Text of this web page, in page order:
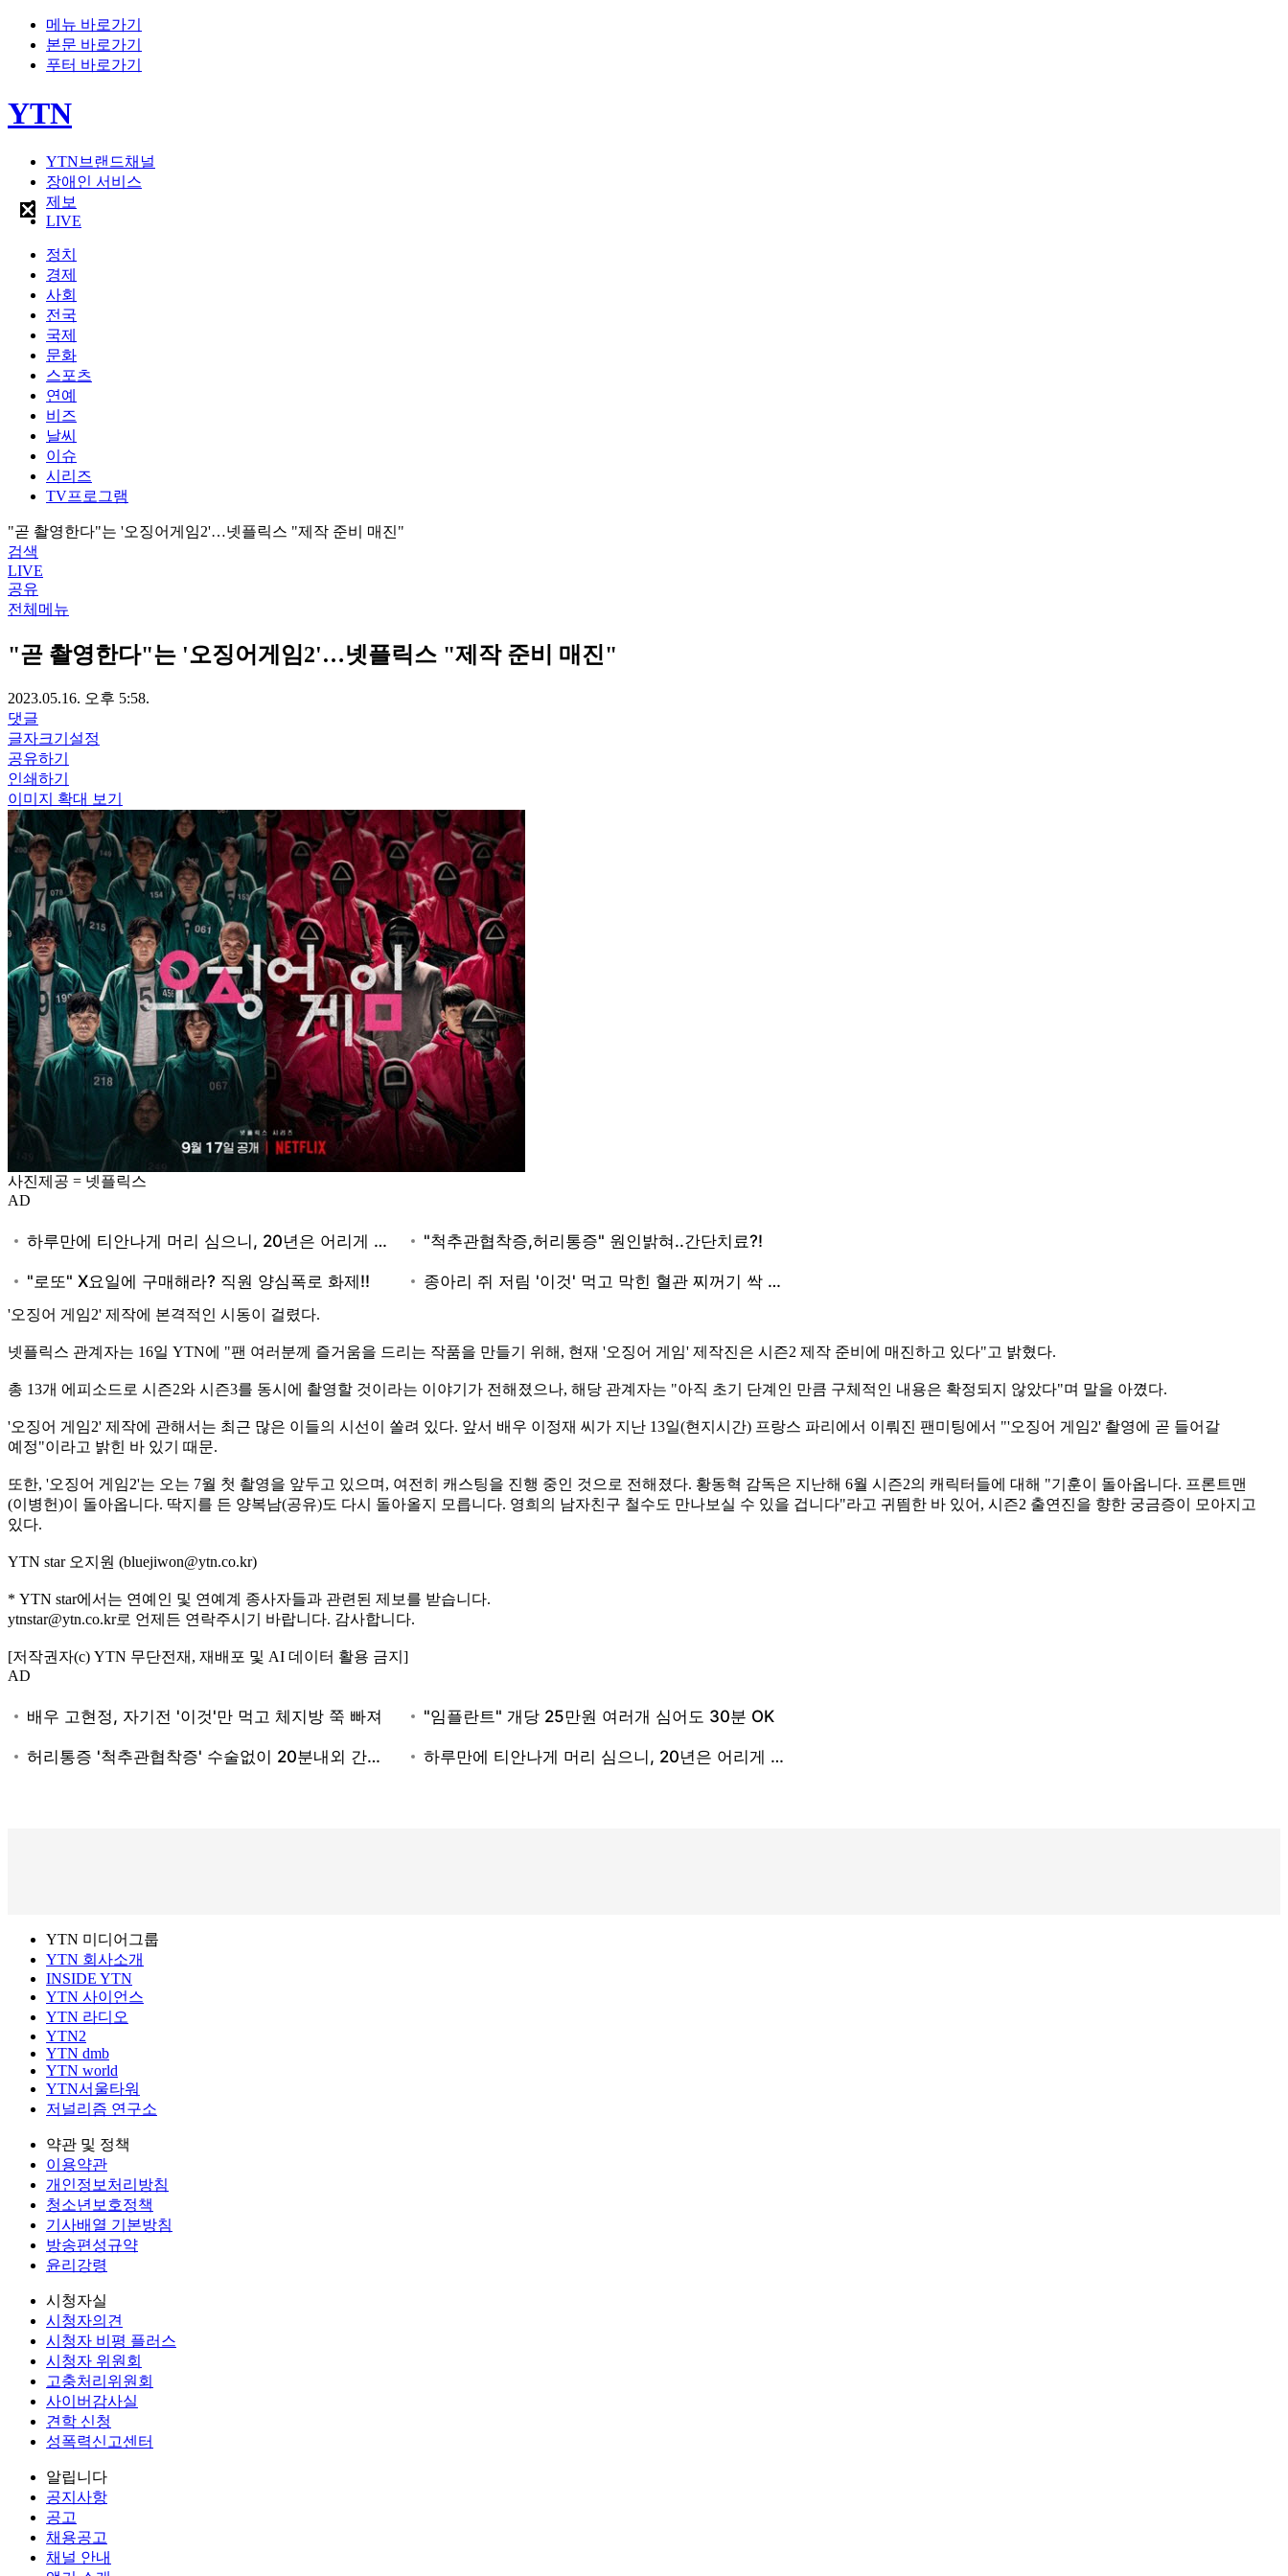
메뉴 바로가기
본문 바로가기
푸터 바로가기
YTN
YTN브랜드채널
장애인 서비스
제보
LIVE
정치
경제
사회
전국
국제
문화
스포츠
연예
비즈
날씨
이슈
시리즈
TV프로그램
"곧 촬영한다"는 '오징어게임2'…넷플릭스 "제작 준비 매진"
검색
LIVE
공유
전체메뉴
"곧 촬영한다"는 '오징어게임2'…넷플릭스 "제작 준비 매진"
2023.05.16. 오후 5:58.
댓글
글자크기설정
공유하기
인쇄하기
이미지 확대 보기
사진제공 = 넷플릭스
AD
'오징어 게임2' 제작에 본격적인 시동이 걸렸다.
넷플릭스 관계자는 16일 YTN에 "팬 여러분께 즐거움을 드리는 작품을 만들기 위해, 현재 '오징어 게임' 제작진은 시즌2 제작 준비에 매진하고 있다"고 밝혔다.
총 13개 에피소드로 시즌2와 시즌3를 동시에 촬영할 것이라는 이야기가 전해졌으나, 해당 관계자는 "아직 초기 단계인 만큼 구체적인 내용은 확정되지 않았다"며 말을 아꼈다.
'오징어 게임2' 제작에 관해서는 최근 많은 이들의 시선이 쏠려 있다. 앞서 배우 이정재 씨가 지난 13일(현지시간) 프랑스 파리에서 이뤄진 팬미팅에서 "'오징어 게임2' 촬영에 곧 들어갈
예정"이라고 밝힌 바 있기 때문.
또한, '오징어 게임2'는 오는 7월 첫 촬영을 앞두고 있으며, 여전히 캐스팅을 진행 중인 것으로 전해졌다. 황동혁 감독은 지난해 6월 시즌2의 캐릭터들에 대해 "기훈이 돌아옵니다. 프론트맨
(이병헌)이 돌아옵니다. 딱지를 든 양복남(공유)도 다시 돌아올지 모릅니다. 영희의 남자친구 철수도 만나보실 수 있을 겁니다"라고 귀띔한 바 있어, 시즌2 출연진을 향한 궁금증이 모아지고
있다.
YTN star 오지원 (bluejiwon@ytn.co.kr)
* YTN star에서는 연예인 및 연예계 종사자들과 관련된 제보를 받습니다.
ytnstar@ytn.co.kr로 언제든 연락주시기 바랍니다. 감사합니다.
[저작권자(c) YTN 무단전재, 재배포 및 AI 데이터 활용 금지]
AD
YTN 미디어그룹
YTN 회사소개
INSIDE YTN
YTN 사이언스
YTN 라디오
YTN2
YTN dmb
YTN world
YTN서울타워
저널리즘 연구소
약관 및 정책
이용약관
개인정보처리방침
청소년보호정책
기사배열 기본방침
방송편성규약
윤리강령
시청자실
시청자의견
시청자 비평 플러스
시청자 위원회
고충처리위원회
사이버감사실
견학 신청
성폭력신고센터
알립니다
공지사항
공고
채용공고
채널 안내